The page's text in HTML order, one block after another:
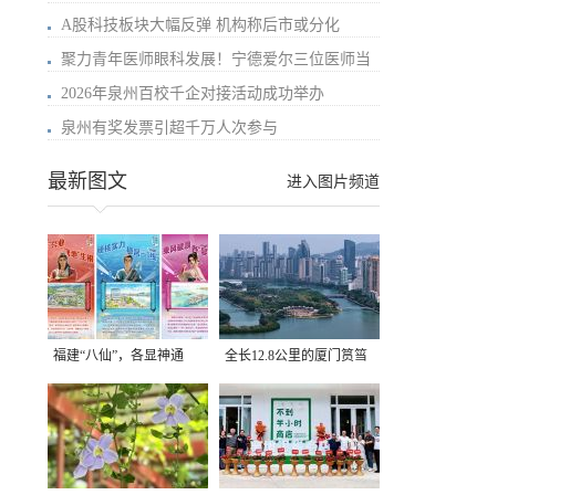
A股科技板块大幅反弹 机构称后市或分化
聚力青年医师眼科发展！宁德爱尔三位医师当
2026年泉州百校千企对接活动成功举办
泉州有奖发票引超千万人次参与
进入图片频道
最新图文
福建“八仙”，各显神通 全长12.8公里的厦门筼筜
湖健身步道全线贯通